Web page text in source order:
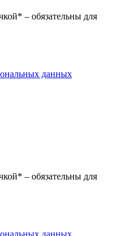
– обязательны для
данных
– обязательны для
данных